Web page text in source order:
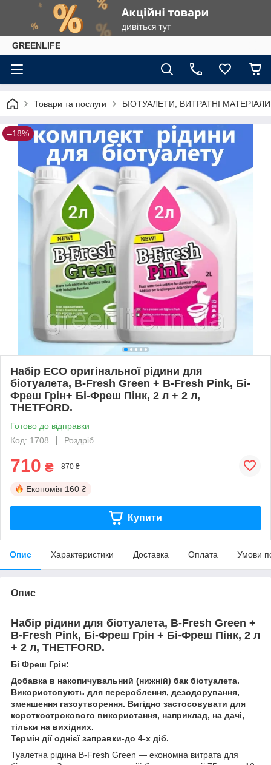
GREENLIFE
Товари та послуги БІОТУАЛЕТИ, ВИТРАТНІ МАТЕРІАЛИ
–18%
Набір ECO оригінальної рідини для
біотуалета, B-Fresh Green + B-Fresh Pink, Бі-
Фреш Грін+ Бі-Фреш Пінк, 2 л + 2 л,
THETFORD.
Готово до відправки
Код: 1708
Роздріб
710 ₴ 870 ₴
Економія 160 ₴
Купити
Опис Характеристики Доставка Оплата Умови
Опис
Набір рідини для біотуалета, B-Fresh Green +
B-Fresh Pink, Бі-Фреш Грін + Бі-Фреш Пінк, 2 л
+ 2 л, THETFORD.
Бі Фреш Грін:
Добавка в накопичувальний (нижній) бак біотуалета.
Використовують для перероблення, дезодорування,
зменшення газоутворення. Вигідно застосовувати для
короткострокового використання, наприклад, на дачі,
тільки на вихідних.
Термін дії однієї заправки-до 4-х діб.
Туалетна рідина B-Fresh Green — економна витрата для